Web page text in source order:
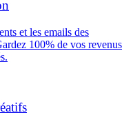
et les emails des
100% de vos revenus